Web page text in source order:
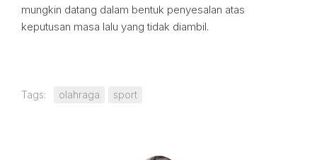
mungkin datang dalam bentuk penyesalan atas
keputusan masa lalu yang tidak diambil.
Tags: olahraga sport